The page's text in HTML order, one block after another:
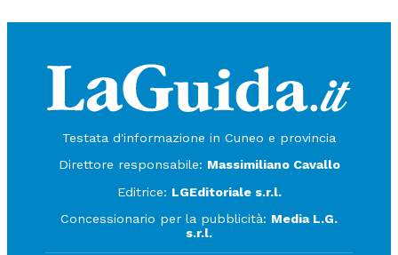
Testata d'informazione in Cuneo e provincia
Direttore responsabile: Massimiliano Cavallo
Editrice: LGEditoriale s.r.l.
Concessionario per la pubblicità: Media L.G.
s.r.l.